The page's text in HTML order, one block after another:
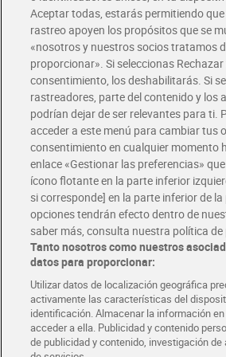
Envío estandar por 4,99€
Glovo y Uber Eats
Solicita tu factura de Glovo o Uber Eats
Únete al CLUB Dia
Disfruta las ventajas y ofertas exclusivas.
Descárgate la APP Dia
Folletos y Tiendas
Descubre las mejores ofertas y busca tu
Tarjeta MaX Dia
Te devuelve hasta 8€/mes de tus compras.
¡Solicita tu tarjeta de crédito aquí!
COMER MEJOR CADA DIA
COLABORA CON DIA ABRE TU TIENDA
Aceptar todas, estarás permitiendo
rastreo apoyen los propósitos que se
«nosotros y nuestros socios tratamos
proporcionar». Si seleccionas
consentimiento, los deshabilitarás. Si
rastreadores, parte del contenido y los
podrían dejar de ser relevantes para ti.
acceder a este menú para cambiar tus
consentimiento en cualquier momento
enlace «Gestionar las preferencias»
ícono flotante en la parte inferior
si corresponde] en la parte inferior de
opciones tendrán efecto dentro de
saber más, consulta nuestra política
Tanto nosotros como nuestros
datos para proporcionar:
Utilizar datos de localización geográfica
activamente las características del
identificación. Almacenar la información
acceder a ella. Publicidad y contenido
de publicidad y contenido, investigación